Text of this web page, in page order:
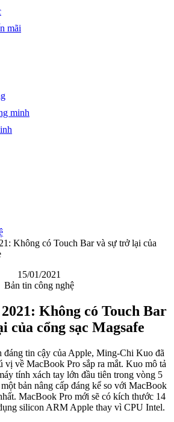
mãi
minh
Không có Touch Bar và sự trở lại của
15/01/2021
Bản tin công nghệ
Không có Touch Bar
của cổng sạc Magsafe
đáng tin cậy của Apple, Ming-Chi Kuo đã
vị về MacBook Pro sắp ra mắt. Kuo mô tả
tính xách tay lớn đầu tiên trong vòng 5
bản nâng cấp đáng kể so với MacBook
MacBook Pro mới sẽ có kích thước 14
silicon ARM Apple thay vì CPU Intel.